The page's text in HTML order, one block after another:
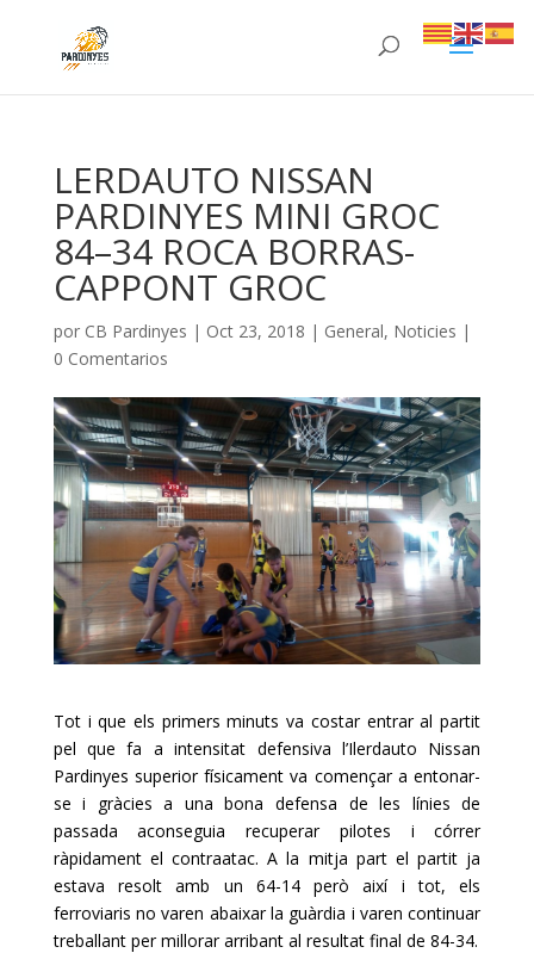
LERDAUTO NISSAN
PARDINYES MINI GROC
84–34 ROCA BORRAS-
CAPPONT GROC
por CB Pardinyes | Oct 23, 2018 | General, Noticies |
0 Comentarios
Tot i que els primers minuts va costar entrar al partit
pel que fa a intensitat defensiva l’Ilerdauto Nissan
Pardinyes superior físicament va començar a entonar-
se i gràcies a una bona defensa de les línies de
passada aconseguia recuperar pilotes i córrer
ràpidament el contraatac. A la mitja part el partit ja
estava resolt amb un 64-14 però així i tot, els
ferroviaris no varen abaixar la guàrdia i varen continuar
treballant per millorar arribant al resultat final de 84-34.